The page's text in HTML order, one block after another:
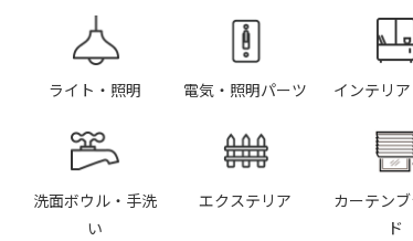
ライト・照明 電気・照明パーツ インテリ
洗面ボウル・手洗
い
エクステリア
カーテン
ド